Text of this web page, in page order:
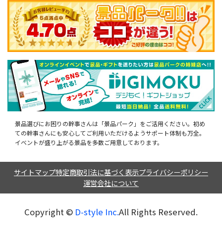
景品選びにお困りの幹事さんは「景品パーク」をご活用ください。初め
ての幹事さんにも安心してご利用いただけるようサポート体制も万全。
イベントが盛り上がる景品を多数ご用意しております。
サイトマップ特定商取引法に基づく表示プライバシーポリシー
運営会社について
Copyright ©︎ D-style Inc.All Rights Reserved.